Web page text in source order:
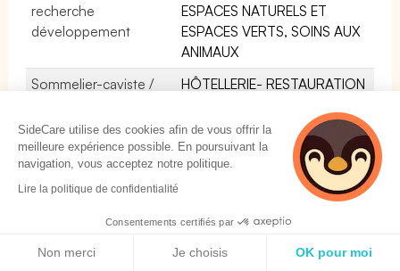
recherche
développement
ESPACES NATURELS ET
ESPACES VERTS, SOINS AUX
ANIMAUX
Sommelier-caviste /
HÔTELLERIE- RESTAURATION
ANIMATION
Cuiseur / Cuiseuse en
alimentaire
INDUSTRIE
Pilote de ligne
automatisée de
INDUSTRIE
SideCare utilise des cookies afin de vous offrir la
meilleure expérience possible. En poursuivant la
navigation, vous acceptez notre politique.
Lire la politique de confidentialité
Consentements certifiés par
Non merci Je choisis OK pour moi